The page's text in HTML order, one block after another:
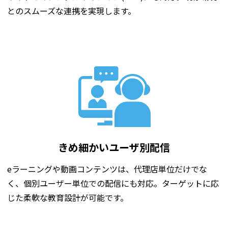
とのスムーズな連携を実現します。
きめ細かいユーザ別配信
eラーニングや動画コンテンツは、代理店単位だけでな
く、個別ユーザー単位での配信にも対応。ターゲットに応
じた柔軟な教育設計が可能です。